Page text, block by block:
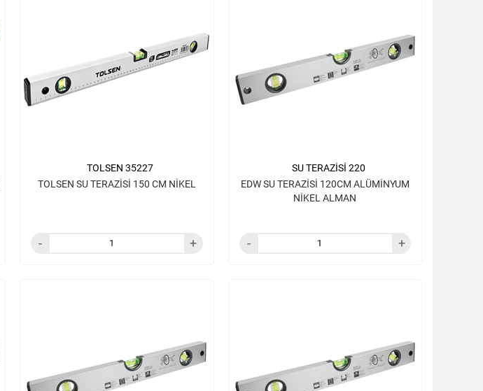
TOLSEN SU TERAZİSİ 150 CM NİKEL
TOLSEN 35227
EDW SU TERAZİSİ 120CM ALÜMİNYUM
NİKEL ALMAN
SU TERAZİSİ 220